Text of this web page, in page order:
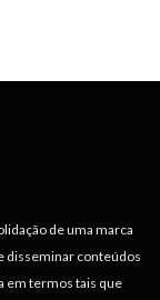
de uma marca
disseminar conteúdos
em termos tais que